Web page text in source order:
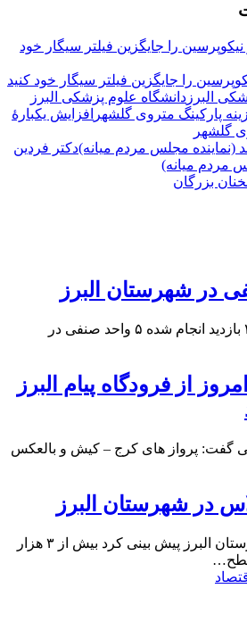
را جایگزین فیلتر سیگار خود کنید
دانشگاه علوم پزشکی البرز
افزایش یکبارۀ
گلشهر
دكتر فردين
مردم میانه)
بزرگان
محمد نصیری گفت: در ۴۵ بازدید انجام شده ۵ واحد صنفی در
از فرودگاه پیام البرز
گفت: پرواز های کرج – کیش و بالعکس
در شهرستان البرز
مدیر جهاد کشاورزی شهرستان البرز پیش بینی کرد بیش از ۳ هزار
سطح…